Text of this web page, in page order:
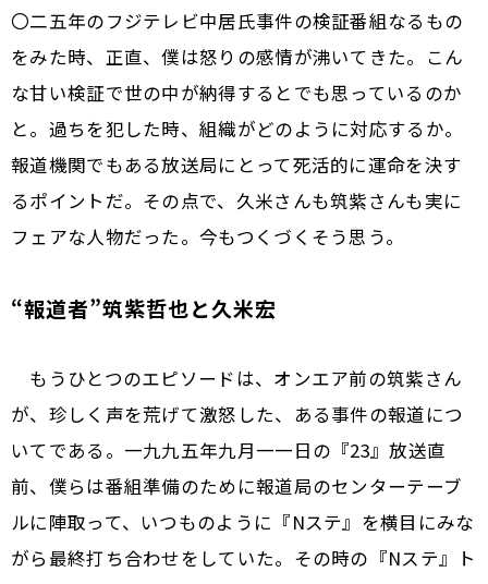
〇二五年のフジテレビ中居氏事件の検証番組なるもの
をみた時、正直、僕は怒りの感情が沸いてきた。こん
な甘い検証で世の中が納得するとでも思っているのか
と。過ちを犯した時、組織がどのように対応するか。
報道機関でもある放送局にとって死活的に運命を決す
るポイントだ。その点で、久米さんも筑紫さんも実に
フェアな人物だった。今もつくづくそう思う。
“報道者”筑紫哲也と久米宏
もうひとつのエピソードは、オンエア前の筑紫さん
が、珍しく声を荒げて激怒した、ある事件の報道につ
いてである。一九九五年九月一一日の『23』放送直
前、僕らは番組準備のために報道局のセンターテーブ
ルに陣取って、いつものように『Nステ』を横目にみな
がら最終打ち合わせをしていた。その時の『Nステ』ト